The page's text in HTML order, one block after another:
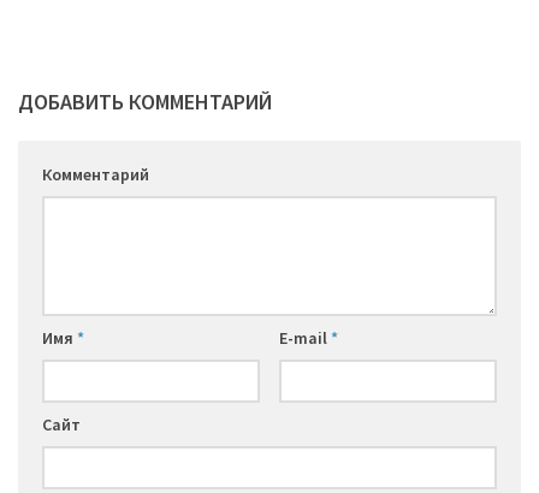
ДОБАВИТЬ КОММЕНТАРИЙ
Комментарий
Имя * E-mail*
Сайт